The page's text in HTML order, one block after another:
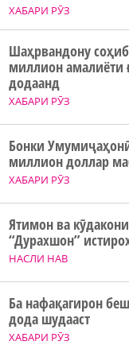
ХАБАРИ РӮЗ
ХАБАРИ РӮЗ
Шаҳрвандону
миллион амалиёти
додаанд
ХАБАРИ РӮЗ
Бонки
миллион доллар
НАСЛИ НАВ
Ятимон ва
“Дурахшон”
ХАБАРИ РӮЗ
Ба нафақагирон
дода шудааст